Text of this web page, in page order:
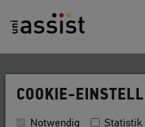
Zurück zur Liste
COOKIE-
Notwendig Statistik